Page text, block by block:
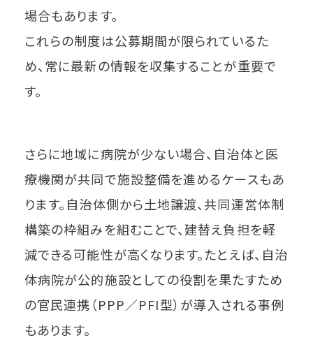
場合もあります。
これらの制度は公募期間が限られているた
め、常に最新の情報を収集することが重要で
す。
さらに地域に病院が少ない場合、自治体と医
療機関が共同で施設整備を進めるケースもあ
ります。自治体側から土地譲渡、共同運営体制
構築の枠組みを組むことで、建替え負担を軽
減できる可能性が高くなります。たとえば、自治
体病院が公的施設としての役割を果たすため
の官民連携（PPP／PFI型）が導入される事例
もあります。